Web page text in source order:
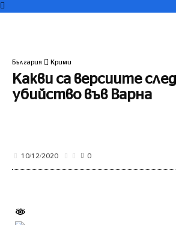
България Крими
Какви са версиите
убийство във Варна
10/12/2020 0